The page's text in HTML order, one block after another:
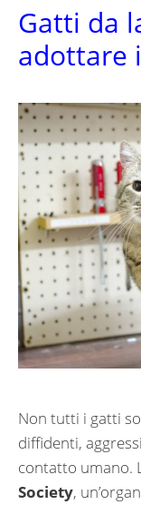
Gatti da
adottare
Non tutti i gatti
diffidenti,
contatto umano.
Society,